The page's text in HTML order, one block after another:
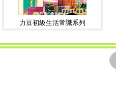
力豆初級生活常識系列